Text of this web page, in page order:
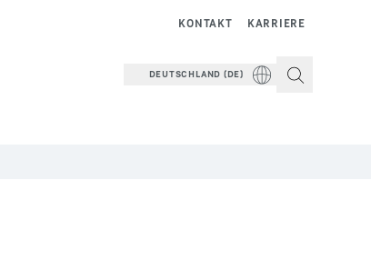
KARRIERE
KONTAKT
DEUTSCHLAND (DE)